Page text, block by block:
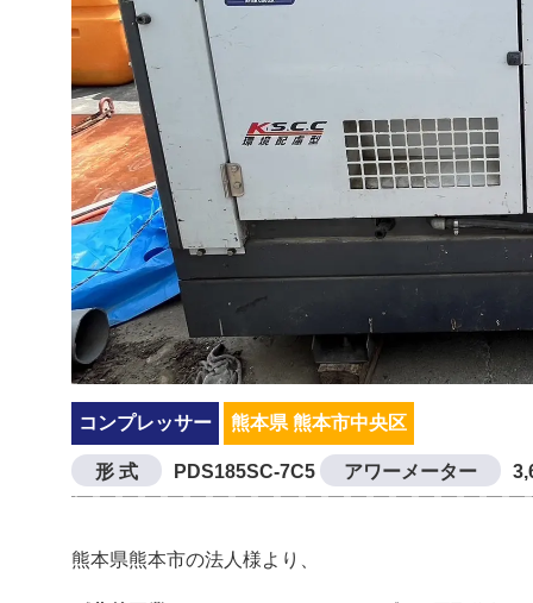
コンプレッサー 熊本県 熊本市中央区
形 式 PDS185SC-7C5 アワーメーター
熊本県熊本市の法人様より、